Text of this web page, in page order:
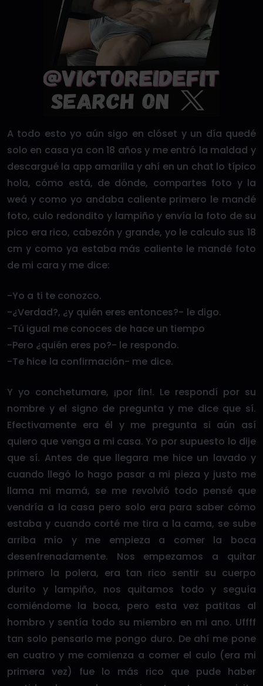
A todo esto yo aún sigo en clóset y un día quedé
solo en casa ya con 18 años y me entró la maldad y
descargué la app amarilla y ahí en un chat lo típico
hola, cómo está, de dónde, compartes foto y la
weá y como yo andaba caliente primero le mandé
foto, culo redondito y lampiño y envía la foto de su
pico era rico, cabezón y grande, yo le calculo sus 18
cm y como ya estaba más caliente le mandé foto
de mi cara y me dice:
-Yo a ti te conozco.
-¿Verdad?, ¿y quién eres entonces?- le digo.
-Tú igual me conoces de hace un tiempo
-Pero ¿quién eres po?- le respondo.
-Te hice la confirmación- me dice.
Y yo conchetumare, ¡por fin!. Le respondí por su
nombre y el signo de pregunta y me dice que sí.
Efectivamente era él y me pregunta si aún así
quiero que venga a mi casa. Yo por supuesto lo dije
que sí. Antes de que llegara me hice un lavado y
cuando llegó lo hago pasar a mi pieza y justo me
llama mi mamá, se me revolvió todo pensé que
vendría a la casa pero solo era para saber cómo
estaba y cuando corté me tira a la cama, se sube
arriba mío y me empieza a comer la boca
desenfrenadamente. Nos empezamos a quitar
primero la polera, era tan rico sentir su cuerpo
durito y lampiño, nos quitamos todo y seguía
comiéndome la boca, pero esta vez patitas al
hombro y sentía todo su miembro en mi ano. Uffff
tan solo pensarlo me pongo duro. De ahí me pone
en cuatro y me comienza a comer el culo (era mi
primera vez) fue lo más rico que pude haber